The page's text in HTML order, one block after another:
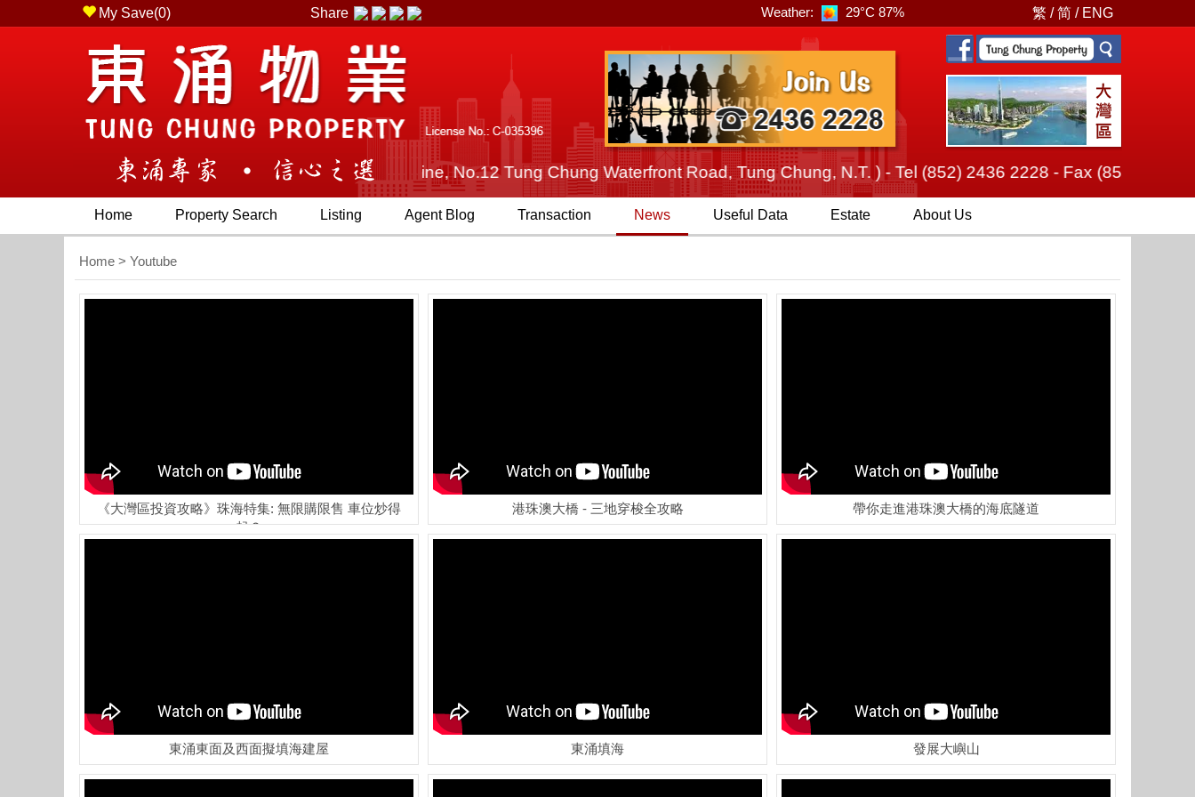
My Save(0) Share Weather: 29°C 87% 繁 /简 / ENG
Branch ( Shop 2, on podium 1/F, Coastal Skyline, No.12 Tung Chung Waterfront Road, Tung Chung, N.T. ) - Tel (852) 2436 2228 - Fax (852)
Home Property Search Listing Agent Blog Transaction News Useful Data Estate About Us
Home > Youtube
《大灣區投資攻略》珠海特集: 無限購限售 車位炒得
起？
港珠澳大橋 - 三地穿梭全攻略 帶你走進港珠澳大橋的海底隧道
東涌東面及西面擬填海建屋 東涌填海 發展大嶼山